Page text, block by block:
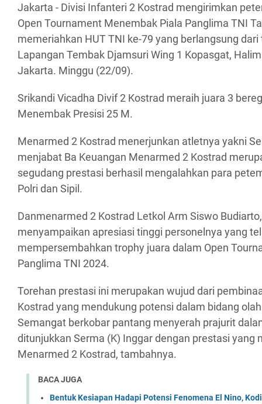
Jakarta - Divisi Infanteri 2 Kostrad mengirimkan
Open Tournament Menembak Piala Panglima TNI
memeriahkan HUT TNI ke-79 yang berlangsung
Lapangan Tembak Djamsuri Wing 1 Kopasgat,
Jakarta. Minggu (22/09).
Srikandi Vicadha Divif 2 Kostrad meraih juara 3
Menembak Presisi 25 M.
Menarmed 2 Kostrad menerjunkan atletnya yakni
menjabat Ba Keuangan Menarmed 2 Kostrad
segudang prestasi berhasil mengalahkan para
Polri dan Sipil.
Danmenarmed 2 Kostrad Letkol Arm Siswo
menyampaikan apresiasi tinggi personelnya yang
mempersembahkan trophy juara dalam Open
Panglima TNI 2024.
Torehan prestasi ini merupakan wujud dari
Kostrad yang mendukung potensi dalam bidang
Semangat berkobar pantang menyerah prajurit
ditunjukkan Serma (K) Inggar dengan prestasi yang
Menarmed 2 Kostrad, tambahnya.
BACA JUGA
Bentuk Kesiapan Hadapi Potensi Fenomena El Nino,